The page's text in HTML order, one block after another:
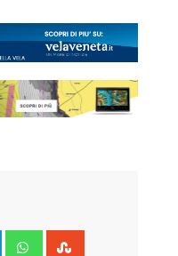
LinkedIn Whatsapp